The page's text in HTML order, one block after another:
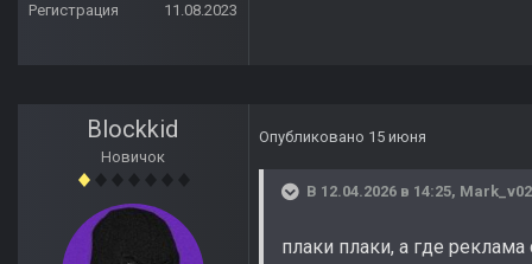
Регистрация
11.08.2023
Blockkid
Новичок
Опубликовано 15 июня
В 12.04.2026 в 14:25, Mark_v02
плаки плаки, а где